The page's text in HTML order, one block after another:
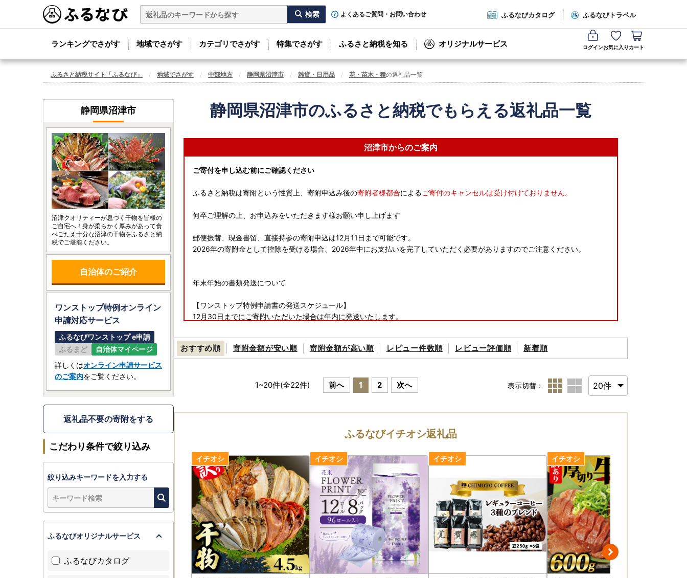
よくあるご質問・お問い合わせ ふるなびカタログ ふるなびトラベル
ランキングでさがす 地域でさがす カテゴリでさがす 特集でさがす ふるさと納税を知る オリジナルサービス ログインお気に入り カート
ふるさと納税サイト「ふるなび」 地域でさがす 中部地方 静岡県沼津市 雑貨・日用品 花・苗木・種の返礼品一覧
静岡県沼津市のふるさと納税でもらえる返礼品一覧
沼津市からのご案内
ご寄付を申し込む前にご確認ください
ふるさと納税は寄附という性質上、寄附申込み後の寄附者様都合によるご寄付のキャンセルは受け付けておりません。
何卒ご理解の上、お申込みをいただきます様お願い申し上げます
郵便振替、現金書留、直接持参の寄附申込は12月11日まで可能です。
2026年の寄附金として控除を受ける場合、2026年中にお支払いを完了していただく必要がありますのでご注意ください。
年末年始の書類発送について
【ワンストップ特例申請書の発送スケジュール】
12月30日までにご寄附いただいた場合は年内に発送いたします。
【寄附金受領証明書の発送のスケジュール】
12月15日までにご寄附いただいた場合は年内に発送いたします。
おすすめ順 寄附金額が安い順 寄附金額が高い順 レビュー件数順 レビュー評価順 新着順
1~20件(全22件) 前へ 1 2 次へ 表示切替：
ふるなびイチオシ返礼品
静岡県沼津市
沼津クオリティーが息づく干物を皆様の
ご自宅へ！身が柔らかく厚みがあって食
べごたえ十分な沼津の干物をふるさと納
税でご堪能ください。
自治体のご紹介
ワンストップ特例オンライン
申請対応サービス
ふるなびワンストップ e申請
ふるまど
自治体マイページ
詳しくはオンライン申請サービス
のご案内をご覧ください。
返礼品不要の寄附をする
こだわり条件で絞り込み
絞り込みキーワードを入力する
ふるなびオリジナルサービス
ふるなびカタログ